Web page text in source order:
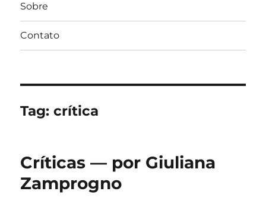
Sobre
Contato
Tag:crítica
Críticas — por Giuliana
Zamprogno